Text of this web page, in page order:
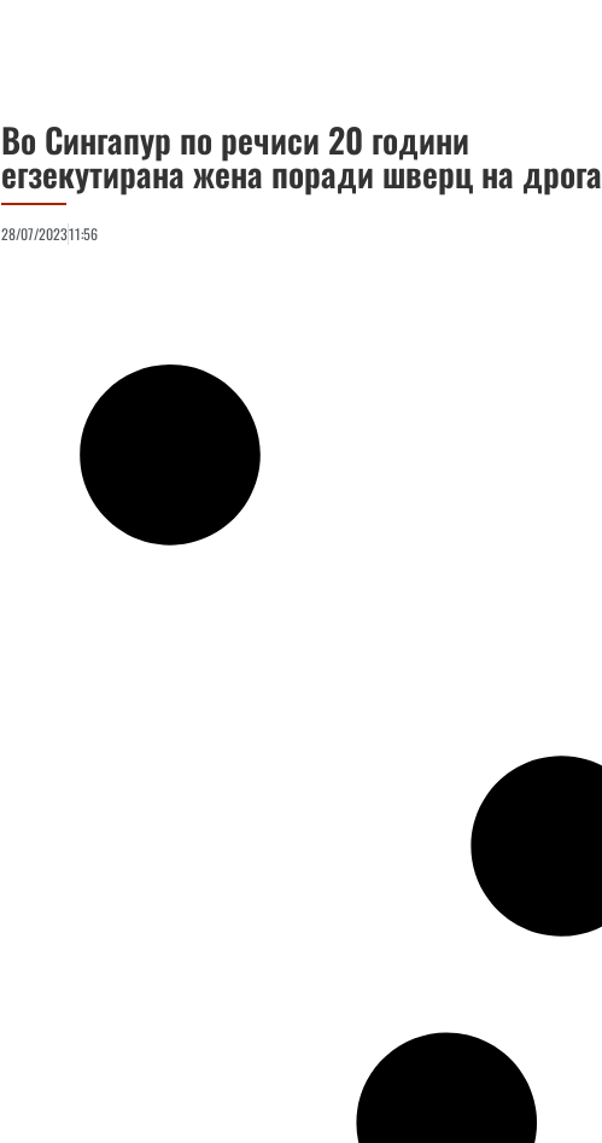
Во Сингапур по речиси 20 години
егзекутирана жена поради шверц на дрога
28/07/202311:56